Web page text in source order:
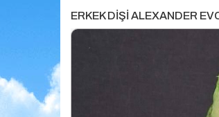
ERKEK DİŞİ ALEXANDER